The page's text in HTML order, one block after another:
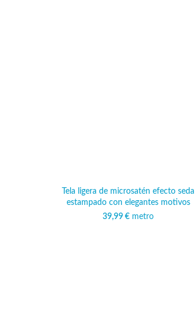
Tela ligera de microsatén efecto seda
estampado con elegantes motivos
39,99 € metro